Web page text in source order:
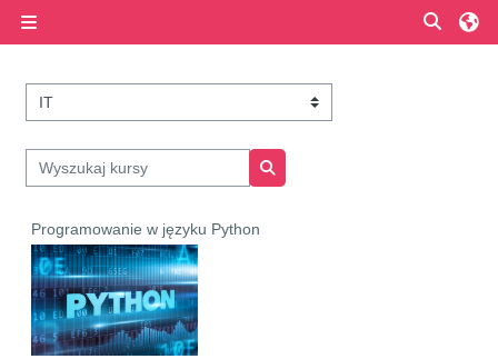
Kategorie kursów
Wyszukaj kursy
Programowanie w języku Python